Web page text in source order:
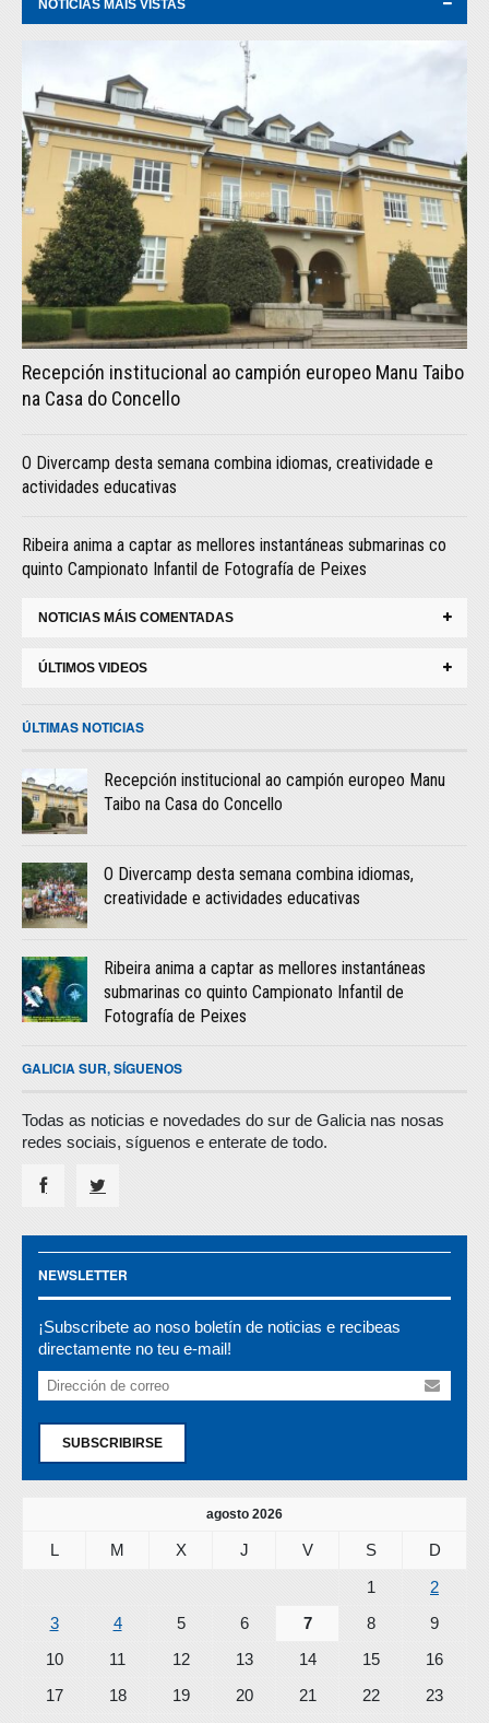
NOTICIAS MÁIS VISTAS
Recepción institucional ao campión europeo Manu Taibo
na Casa do Concello
O Divercamp desta semana combina idiomas, creatividade e
actividades educativas
Ribeira anima a captar as mellores instantáneas submarinas co
quinto Campionato Infantil de Fotografía de Peixes
NOTICIAS MÁIS COMENTADAS
ÚLTIMOS VIDEOS
ÚLTIMAS NOTICIAS
Recepción institucional ao campión europeo Manu
Taibo na Casa do Concello
O Divercamp desta semana combina idiomas,
creatividade e actividades educativas
Ribeira anima a captar as mellores instantáneas
submarinas co quinto Campionato Infantil de
Fotografía de Peixes
GALICIA SUR, SÍGUENOS
Todas as noticias e novedades do sur de Galicia nas nosas
redes sociais, síguenos e enterate de todo.
NEWSLETTER
¡Subscribete ao noso boletín de noticias e recibeas
directamente no teu e-mail!
SUBSCRIBIRSE
agosto 2026
L M X J V S
D
1
2
3
4 5 6 7 8
9
10
11 12 13 14 15
16
17
18 19 20 21 22
23